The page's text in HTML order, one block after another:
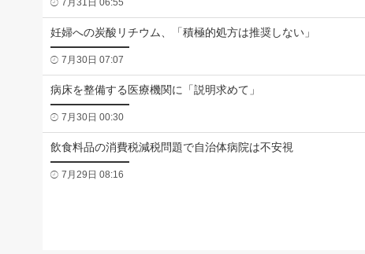
7月31日 06:55
妊婦への炭酸リチウム、「積極的処方は推奨しない」
7月30日 07:07
病床を整備する医療機関に「説明求めて」
7月30日 00:30
飲食料品の消費税減税問題で自治体病院は不安視
7月29日 08:16